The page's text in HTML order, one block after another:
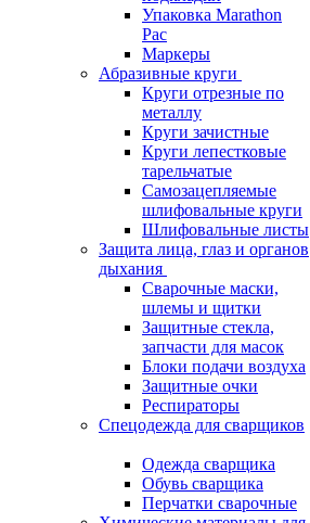
Упаковка Marathon
Pac
Маркеры
Абразивные круги
Круги отрезные по
металлу
Круги зачистные
Круги лепестковые
тарельчатые
Самозацепляемые
шлифовальные круги
Шлифовальные листы
Защита лица, глаз и органов
дыхания
Сварочные маски,
шлемы и щитки
Защитные стекла,
запчасти для масок
Блоки подачи воздуха
Защитные очки
Респираторы
Спецодежда для сварщиков
Одежда сварщика
Обувь сварщика
Перчатки сварочные